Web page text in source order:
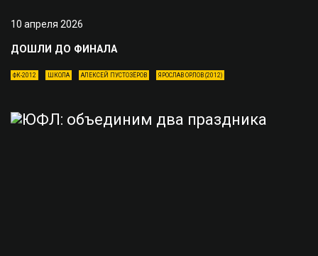
10 апреля 2026
ДОШЛИ ДО ФИНАЛА
ФК-2012 ШКОЛА АЛЕКСЕЙ ПУСТОЗЁРОВ ЯРОСЛАВ ОРЛОВ (2012)